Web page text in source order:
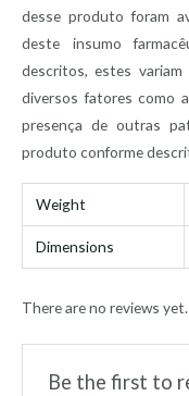
desse produto foram
deste insumo
descritos, estes
diversos fatores como
presença de outras
produto conforme
Weight
Dimensions
There are no reviews yet.
Be the first to